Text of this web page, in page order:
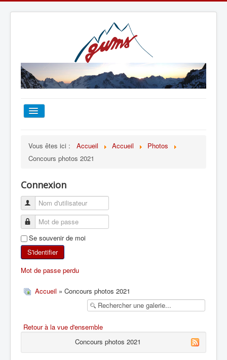
TOUT SUR LE GUMS
ESCALADE
ALPINISME
SKI DE RANDONNÉE
RANDONNÉE SPORTIVE
Vous êtes ici : Accueil Accueil
Photos
Concours photos 2021
Connexion
Se souvenir de moi
S'identifier
Mot de passe perdu
Accueil » Concours photos 2021
Retour à la vue d'ensemble
Concours photos 2021